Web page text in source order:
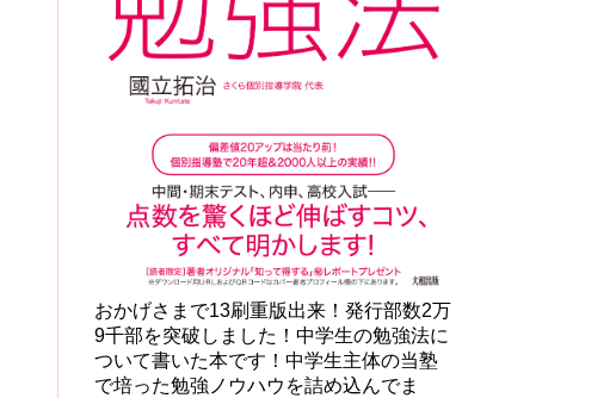
おかげさまで13刷重版出来！発行部数2万
9千部を突破しました！中学生の勉強法に
ついて書いた本です！中学生主体の当塾
で培った勉強ノウハウを詰め込んでま